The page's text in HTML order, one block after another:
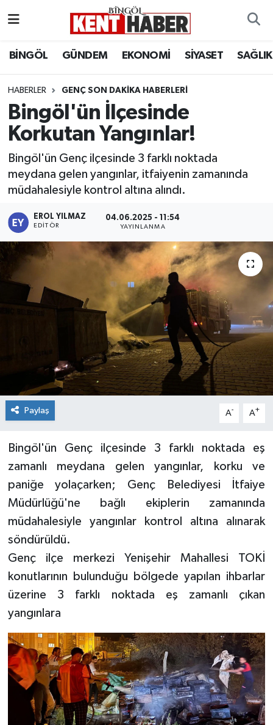
BİNGÖL GÜNDEM EKONOMİ SİYASET SAĞLIK
HABERLER GENÇ SON DAKIKA HABERLERI
Bingöl'ün İlçesinde
Korkutan Yangınlar!
Bingöl'ün Genç ilçesinde 3 farklı noktada
meydana gelen yangınlar, itfaiyenin zamanında
müdahalesiyle kontrol altına alındı.
EROL YILMAZ
EDITÖR
04.06.2025 - 11:54
YAYINLANMA
Paylaş A- A+
Bingöl'ün Genç ilçesinde 3 farklı noktada eş
zamanlı meydana gelen yangınlar, korku ve
paniğe yolaçarken; Genç Belediyesi İtfaiye
Müdürlüğü'ne bağlı ekiplerin zamanında
müdahalesiyle yangınlar kontrol altına alınarak
söndürüldü.
Genç ilçe merkezi Yenişehir Mahallesi TOKİ
konutlarının bulunduğu bölgede yapılan ihbarlar
üzerine 3 farklı noktada eş zamanlı çıkan
yangınlara
BİLİM-TEKNOLOJİ
DÜNYA
EĞİTİM
EKONOMİ
KİĞI
RESMİ İLANLAR
SAĞLIK
SİYASET
SOLHAN
SPOR
YEDİSU
Bingöl Hava Durumu
Bingöl Namaz Vakitleri
Bingöl Trafik Yoğunluk Haritası
Süper Lig Puan Durumu ve Fikstür